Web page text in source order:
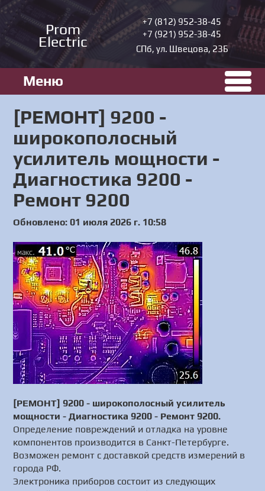
Prom
Electric
+7 (812) 952-38-45
+7 (921) 952-38-45
СПб, ул. Швецова, 23Б
Меню
[РЕМОНТ] 9200 -
широкополосный
усилитель мощности -
Диагностика 9200 -
Ремонт 9200
Обновлено: 01 июля 2026 г. 10:58
[РЕМОНТ] 9200 - широкополосный усилитель
мощности - Диагностика 9200 - Ремонт 9200.
Определение повреждений и отладка на уровне
компонентов производится в Санкт-Петербурге.
Возможен ремонт с доставкой средств измерений в
города РФ.
Электроника приборов состоит из следующих